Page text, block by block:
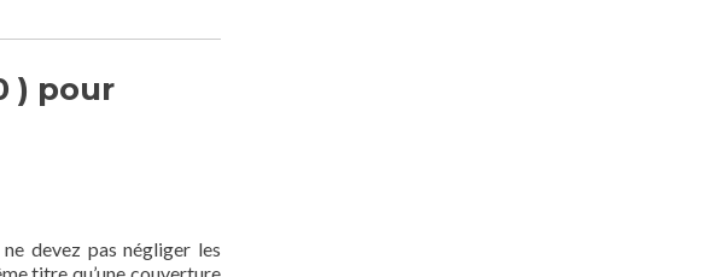
) pour
devez pas négliger les